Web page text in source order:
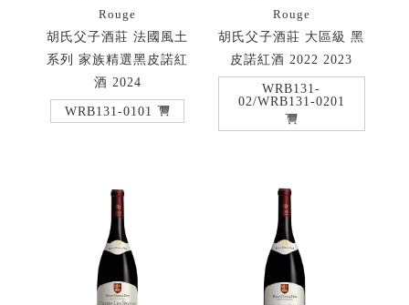
Rouge
胡氏父子酒莊 法國風土
系列 家族精選黑皮諾紅
酒 2024
WRB131-0101
Rouge
胡氏父子酒莊 大區級 黑
皮諾紅酒 2022 2023
WRB131-
02/WRB131-0201